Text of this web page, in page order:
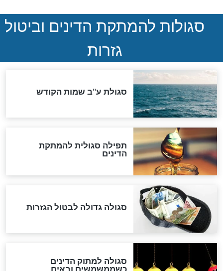
המסמך האבוד שנחשף
במרתפי מוסקבה: כתב היד
הנדיר של הרשב"ם התגלה
"מודה לקב"ה על כל השנים"
לכל המאמרים
אחרית הימים
האם אפשר לחשב את הקץ?